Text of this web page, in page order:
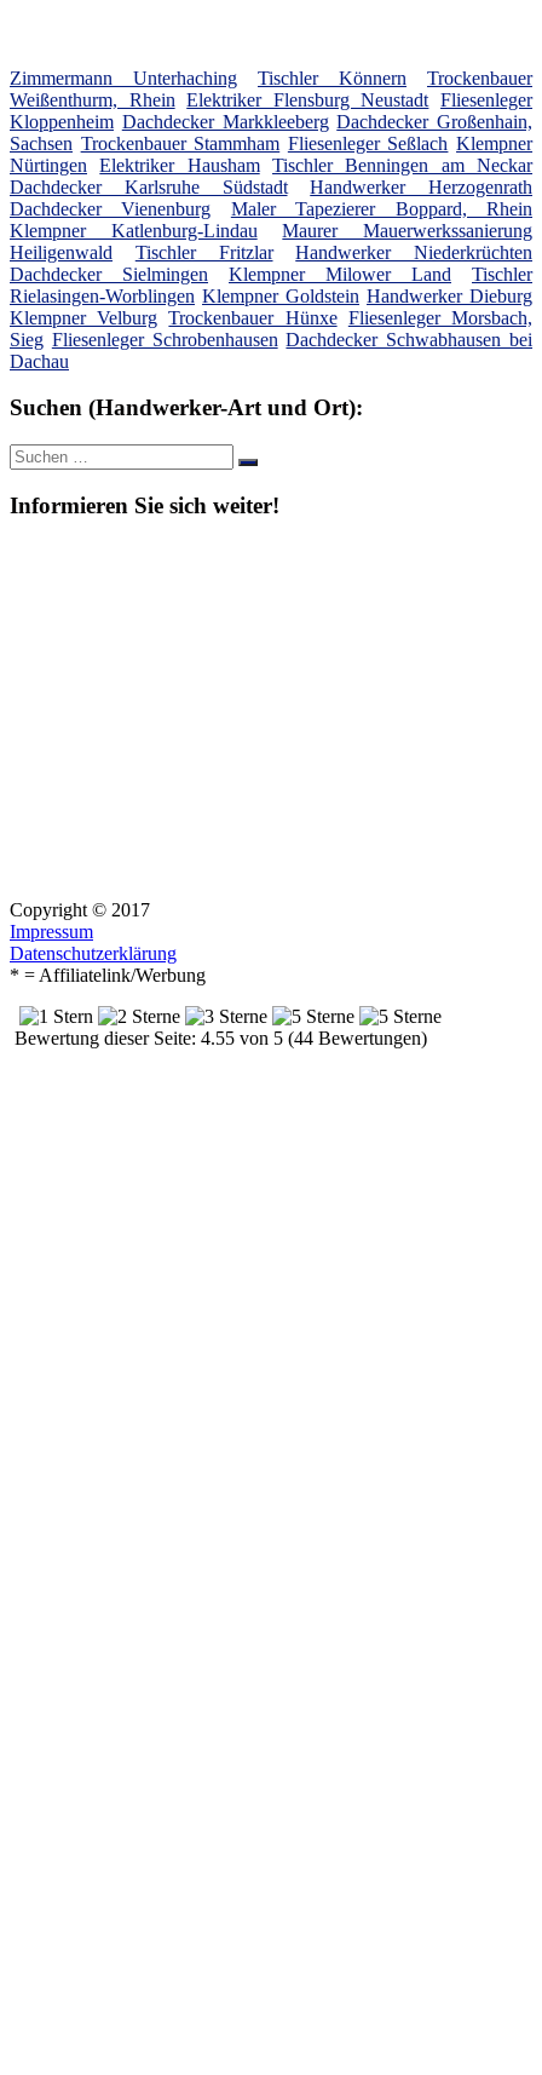
Zimmermann Unterhaching Tischler Könnern
Trockenbauer
Weißenthurm, Rhein
Elektriker Flensburg Neustadt Fliesenleger
Kloppenheim Dachdecker Markkleeberg Dachdecker Großenhain,
Sachsen Trockenbauer Stammham Fliesenleger Seßlach Klempner
Nürtingen
Elektriker Hausham
Tischler Benningen am Neckar
Dachdecker Karlsruhe Südstadt
Handwerker Herzogenrath
Dachdecker Vienenburg
Maler Tapezierer Boppard, Rhein
Klempner Katlenburg-Lindau
Maurer Mauerwerkssanierung
Heiligenwald
Tischler Fritzlar
Handwerker Niederkrüchten
Dachdecker Sielmingen
Klempner Milower Land
Tischler
Rielasingen-Worblingen Klempner Goldstein Handwerker Dieburg
Klempner Velburg Trockenbauer Hünxe Fliesenleger Morsbach,
Sieg Fliesenleger Schrobenhausen Dachdecker Schwabhausen bei
Dachau
Suchen (Handwerker-Art und Ort):
Suche
nach:
Suchen
Informieren Sie sich weiter!
Copyright © 2017
Impressum
Datenschutzerklärung
* = Affiliatelink/Werbung
Bewertung dieser Seite: 4.55 von 5 (44 Bewertungen)